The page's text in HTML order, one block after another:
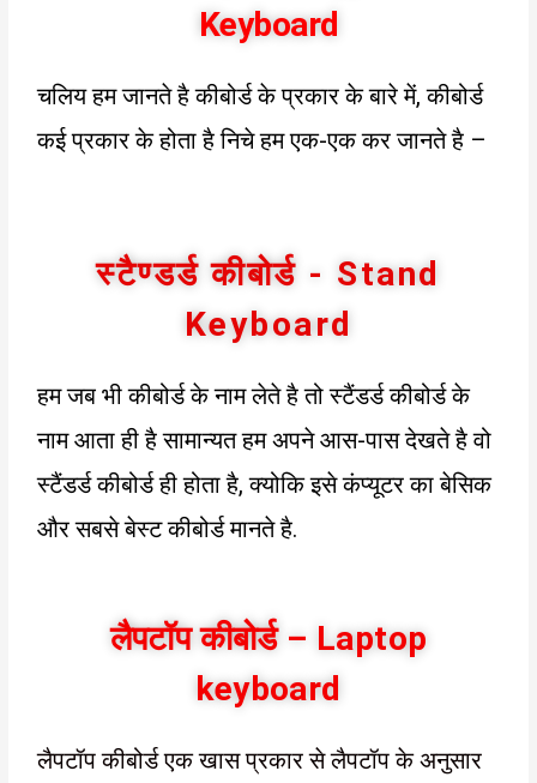
Keyboard
चलिय हम जानते है कीबोर्ड के प्रकार के बारे में, कीबोर्ड
कई प्रकार के होता है निचे हम एक-एक कर जानते है –
स्टैण्डर्ड कीबोर्ड - Stand
Keyboard
हम जब भी कीबोर्ड के नाम लेते है तो स्टैंडर्ड कीबोर्ड के
नाम आता ही है सामान्यत हम अपने आस-पास देखते है वो
स्टैंडर्ड कीबोर्ड ही होता है, क्योकि इसे कंप्यूटर का बेसिक
और सबसे बेस्ट कीबोर्ड मानते है.
लैपटॉप कीबोर्ड – Laptop
keyboard
लैपटॉप कीबोर्ड एक खास प्रकार से लैपटॉप के अनुसार